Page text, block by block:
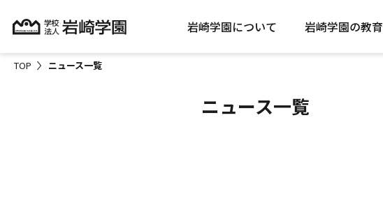
岩崎学園について 岩崎学園の教育
TOP ニュース一覧
ニュース一覧